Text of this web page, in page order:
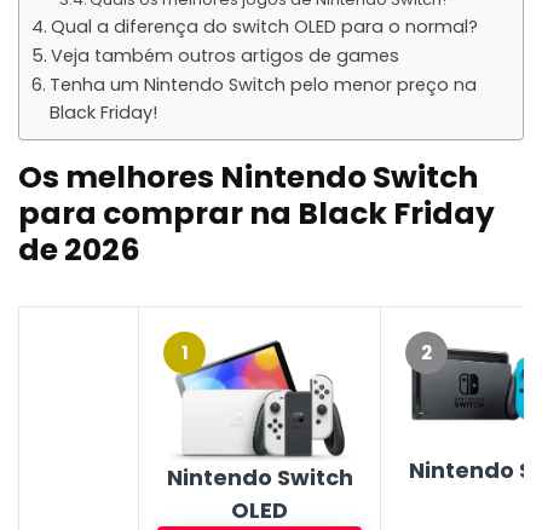
Qual a diferença do switch OLED para o normal?
Veja também outros artigos de games
Tenha um Nintendo Switch pelo menor preço na
Black Friday!
Os melhores Nintendo Switch
para comprar na Black Friday
de2026
1
Nintendo Switch
OLED
2
Nintendo